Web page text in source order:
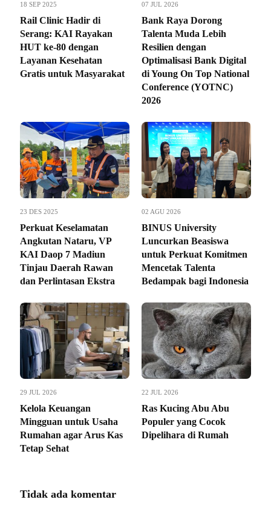
18 SEP 2025
Rail Clinic Hadir di
Serang: KAI Rayakan
HUT ke-80 dengan
Layanan Kesehatan
Gratis untuk Masyarakat
07 JUL 2026
Bank Raya Dorong
Talenta Muda Lebih
Resilien dengan
Optimalisasi Bank Digital
di Young On Top National
Conference (YOTNC)
2026
23 DES 2025
Perkuat Keselamatan
Angkutan Nataru, VP
KAI Daop 7 Madiun
Tinjau Daerah Rawan
dan Perlintasan Ekstra
02 AGU 2026
BINUS University
Luncurkan Beasiswa
untuk Perkuat Komitmen
Mencetak Talenta
Bedampak bagi Indonesia
29 JUL 2026
Kelola Keuangan
Mingguan untuk Usaha
Rumahan agar Arus Kas
Tetap Sehat
22 JUL 2026
Ras Kucing Abu Abu
Populer yang Cocok
Dipelihara di Rumah
Tidak ada komentar